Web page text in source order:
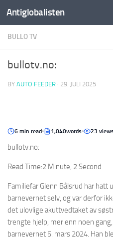
Antiglobalisten
BULLO TV
bullotv.no:
BY AUTO FEEDER · 29. JULI 2025
6 min read 1,040words 23 views
bullotv.no:
Read Time:2 Minute, 2 Second
Familiefar Glenn Bålsrud har
barnevernet selv, og var derfor
det ulovlige akuttvedtaket av
trengte hjelp, mer enn noen
barnevernet 5. mars 2024. Han